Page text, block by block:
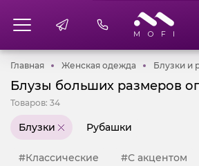
ГлавнаяГлавнаяЖенская одежда Женская
Блузки и
Блузы больших размеров
Товаров: 34
Блузки Рубашки
#Классические #С акцентом